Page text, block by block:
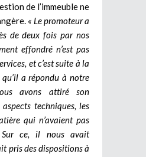
de l’immeuble ne
« Le promoteur a
de deux fois par nos
effondré n’est pas
et c’est suite à la
a répondu à notre
avons attiré son
techniques, les
qui n’avaient pas
Sur ce, il nous avait
pris des dispositions à